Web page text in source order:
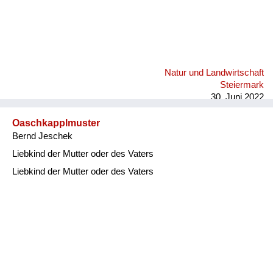
Natur und Landwirtschaft
Steiermark
30. Juni 2022
Oaschkapplmuster
Bernd Jeschek
Liebkind der Mutter oder des Vaters
Liebkind der Mutter oder des Vaters